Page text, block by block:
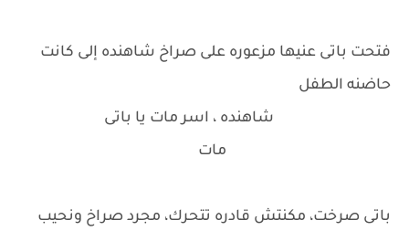
فتحت باتى عنيها مزعوره على صراخ شاهنده إلى كانت
حاضنه الطفل
شاهنده ، اسر مات يا باتى
مات
باتى صرخت، مكنتش قادره تتحرك، مجرد صراخ ونحيب